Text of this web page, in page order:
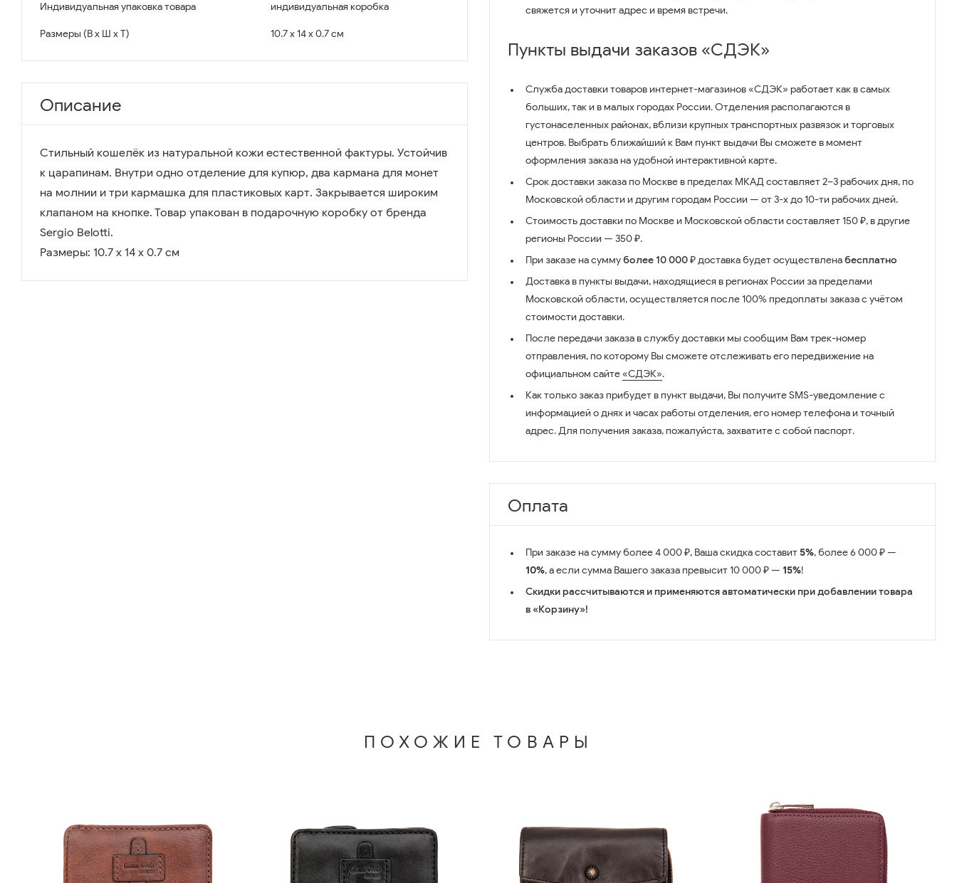
Индивидуальная упаковка товара индивидуальная коробка
Размеры (В x Ш x Т) 10.7 x 14 x 0.7 см
Описание
Стильный кошелёк из натуральной кожи естественной фактуры. Устойчив
к царапинам. Внутри одно отделение для купюр, два кармана для монет
на молнии и три кармашка для пластиковых карт. Закрывается широким
клапаном на кнопке. Товар упакован в подарочную коробку от бренда
Sergio Belotti.
Размеры: 10.7 х 14 х 0.7 см
свяжется и уточнит адрес и время встречи.
Пункты выдачи заказов «СДЭК»
Служба доставки товаров интернет-магазинов «СДЭК» работает как в самых
больших, так и в малых городах России. Отделения располагаются в
густонаселенных районах, вблизи крупных транспортных развязок и торговых
центров. Выбрать ближайший к Вам пункт выдачи Вы сможете в момент
оформления заказа на удобной интерактивной карте.
Срок доставки заказа по Москве в пределах МКАД составляет 2–3 рабочих дня, по
Московской области и другим городам России — от 3-х до 10-ти рабочих дней.
Стоимость доставки по Москве и Московской области составляет 150 ₽, в другие
регионы России — 350 ₽.
При заказе на суммуболее 10 000 ₽доставка будет осуществленабесплатно
Доставка в пункты выдачи, находящиеся в регионах России за пределами
Московской области, осуществляется после 100% предоплаты заказа с учётом
стоимости доставки.
После передачи заказа в службу доставки мы сообщим Вам трек-номер
отправления, по которому Вы сможете отслеживать его передвижение на
официальном сайте«СДЭК».
Как только заказ прибудет в пункт выдачи, Вы получите SMS-уведомление с
информацией о днях и часах работы отделения, его номер телефона и точный
адрес. Для получения заказа, пожалуйста, захватите с собой паспорт.
Оплата
При заказе на сумму более 4 000 ₽, Ваша скидка составит5%, более 6 000 ₽ —
10%, а если сумма Вашего заказа превысит 10 000 ₽ — 15%!
Скидки рассчитываются и применяются автоматически при добавлении товара
в «Корзину»!
ПОХОЖИЕ ТОВАРЫ